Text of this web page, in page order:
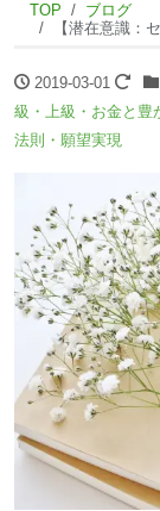
TOP
ブログ
【潜在意識：セミ
2019-03-01
級・上級・お金と豊
法則・願望実現